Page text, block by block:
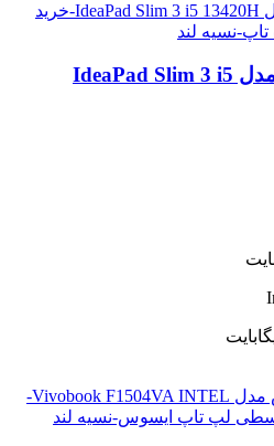
لپ تاپ لنوو 15.6 اینچی مدل IdeaPad Slim 3 i5